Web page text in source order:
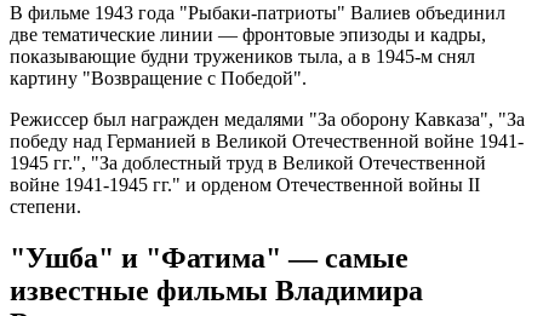
В фильме 1943 года "Рыбаки-патриоты" Валиев объединил
две тематические линии — фронтовые эпизоды и кадры,
показывающие будни тружеников тыла, а в 1945-м снял
картину "Возвращение с Победой".
Режиссер был награжден медалями "За оборону Кавказа", "За
победу над Германией в Великой Отечественной войне 1941-
1945 гг.", "За доблестный труд в Великой Отечественной
войне 1941-1945 гг." и орденом Отечественной войны II
степени.
"Ушба" и "Фатима" — самые
известные фильмы Владимира